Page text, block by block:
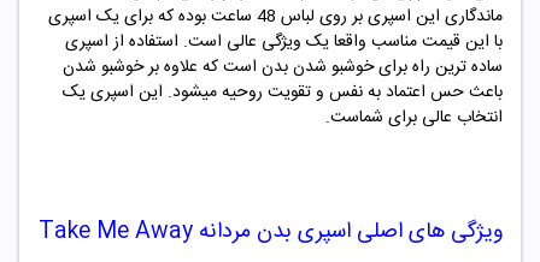
ماندگاری این اسپری بر روی لباس 48 ساعت بوده که برای یک اسپری
با این قیمت مناسب واقعا یک ویژگی عالی است. استفاده از اسپری
ساده ترین راه برای خوشبو شدن بدن است که علاوه بر خوشبو شدن
باعث حس اعتماد به نفس و تقویت روحیه میشود. این اسپری یک
انتخاب عالی برای شماست.
ویژگی های اصلی
اسپری بدن مردانه Take Me Away